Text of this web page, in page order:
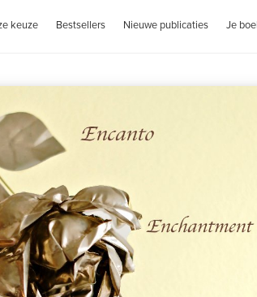
keuze Bestsellers Nieuwe publicaties Je